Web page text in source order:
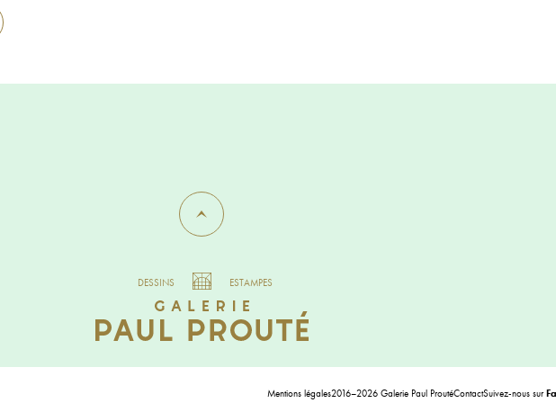
DESSINS ESTAMPES
Mentions légales2016–2026 Galerie Paul ProutéContactSuivez-nous sur